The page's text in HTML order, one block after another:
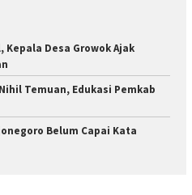
Kepala Desa Growok Ajak
Temuan, Edukasi Pemkab
Belum Capai Kata